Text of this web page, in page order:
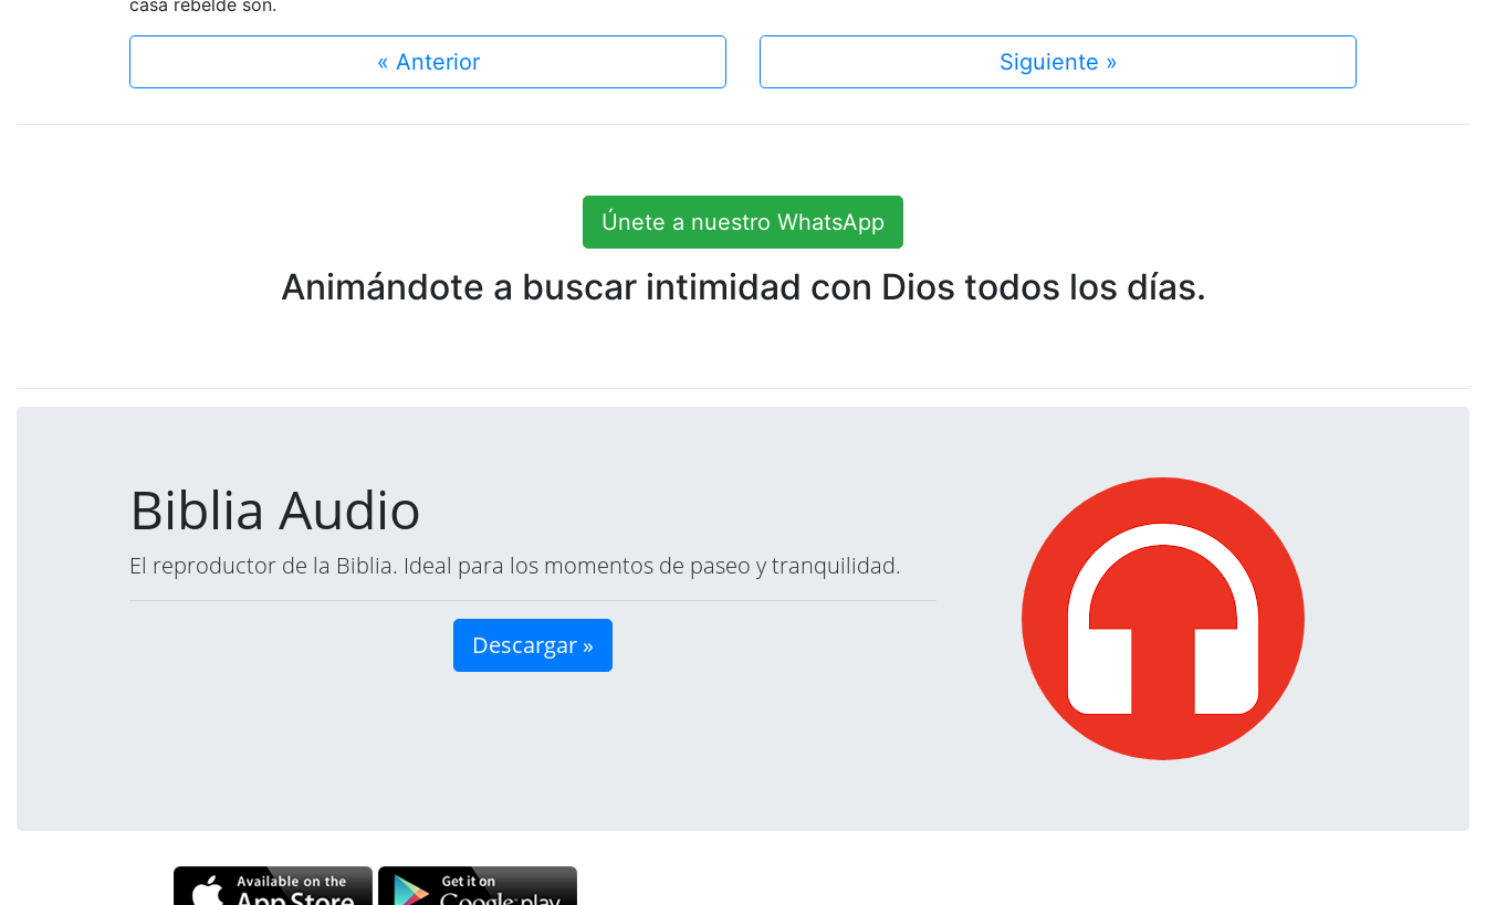
casa rebelde son.
« Anterior Siguiente »
Únete a nuestro WhatsApp
Animándote a buscar intimidad con Dios todos los días.
Biblia Audio
El reproductor de la Biblia. Ideal para los momentos de paseo y tranquilidad.
Descargar »